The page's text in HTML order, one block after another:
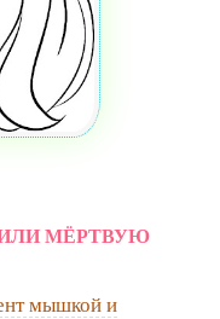
МЁРТВУЮ
мышкой и